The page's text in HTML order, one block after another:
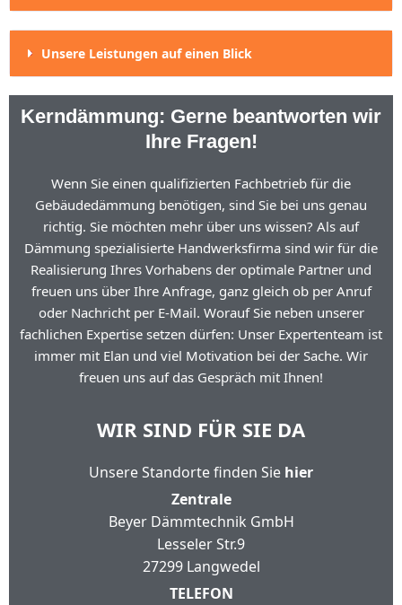
Unsere Leistungen auf einen Blick
Kerndämmung: Gerne beantworten wir
Ihre Fragen!
Wenn Sie einen qualifizierten Fachbetrieb für die
Gebäudedämmung benötigen, sind Sie bei uns genau
richtig. Sie möchten mehr über uns wissen? Als auf
Dämmung spezialisierte Handwerksfirma sind wir für die
Realisierung Ihres Vorhabens der optimale Partner und
freuen uns über Ihre Anfrage, ganz gleich ob per Anruf
oder Nachricht per E-Mail. Worauf Sie neben unserer
fachlichen Expertise setzen dürfen: Unser Expertenteam ist
immer mit Elan und viel Motivation bei der Sache. Wir
freuen uns auf das Gespräch mit Ihnen!
WIR SIND FÜR SIE DA
Unsere Standorte finden Sie hier
Zentrale
Beyer Dämmtechnik GmbH
Lesseler Str.9
27299 Langwedel
TELEFON